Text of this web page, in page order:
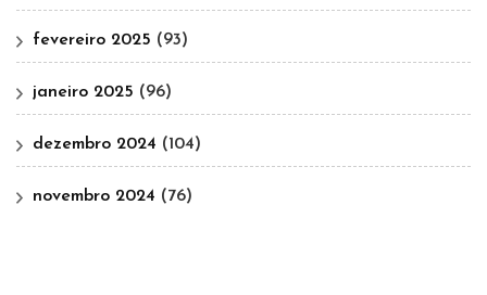
fevereiro 2025 (93)
janeiro 2025 (96)
dezembro 2024 (104)
novembro 2024 (76)